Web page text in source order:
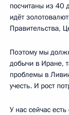
посчитаны из 40
идёт
Правительства,
Поэтому мы
добычи в Иране,
проблемы в
учесть. И рост
У нас сейчас